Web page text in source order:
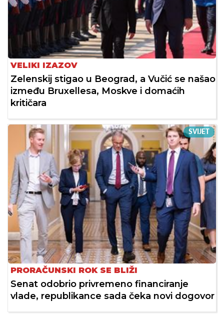
VELIKI IZAZOV
Zelenskij stigao u Beograd, a Vučić se našao
između Bruxellesa, Moskve i domaćih
kritičara
SVIJET
PRORAČUNSKI ROK SE BLIŽI
Senat odobrio privremeno financiranje
vlade, republikance sada čeka novi dogovor